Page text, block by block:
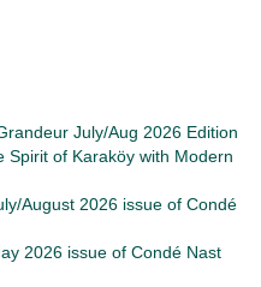
July/Aug 2026 Edition
Spirit of Karaköy with Modern
August 2026 issue of Condé
2026 issue of Condé Nast